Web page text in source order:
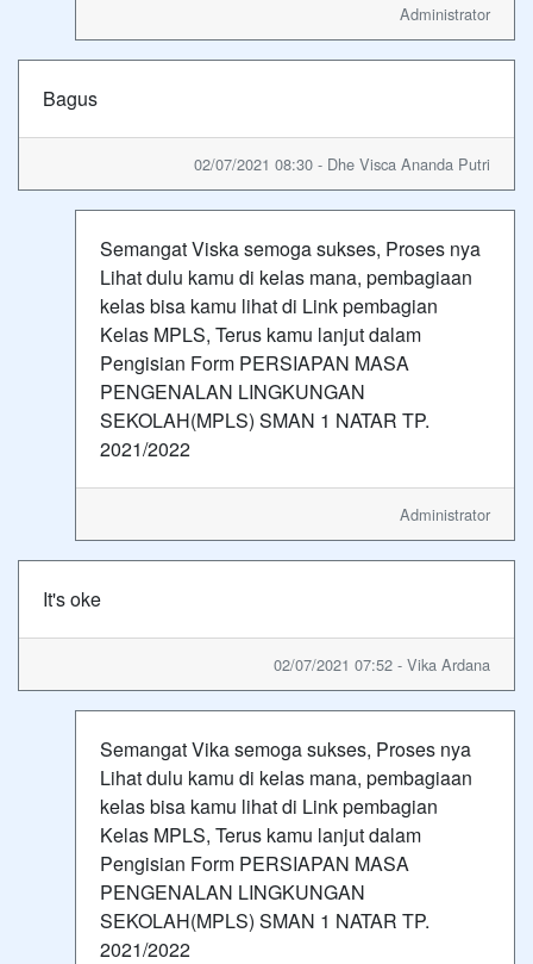
Administrator
Bagus
02/07/2021 08:30 - Dhe Visca Ananda Putri
Semangat Viska semoga sukses, Proses nya
Lihat dulu kamu di kelas mana, pembagiaan
kelas bisa kamu lihat di Link pembagian
Kelas MPLS, Terus kamu lanjut dalam
Pengisian Form PERSIAPAN MASA
PENGENALAN LINGKUNGAN
SEKOLAH(MPLS) SMAN 1 NATAR TP.
2021/2022
Administrator
It's oke
02/07/2021 07:52 - Vika Ardana
Semangat Vika semoga sukses, Proses nya
Lihat dulu kamu di kelas mana, pembagiaan
kelas bisa kamu lihat di Link pembagian
Kelas MPLS, Terus kamu lanjut dalam
Pengisian Form PERSIAPAN MASA
PENGENALAN LINGKUNGAN
SEKOLAH(MPLS) SMAN 1 NATAR TP.
2021/2022